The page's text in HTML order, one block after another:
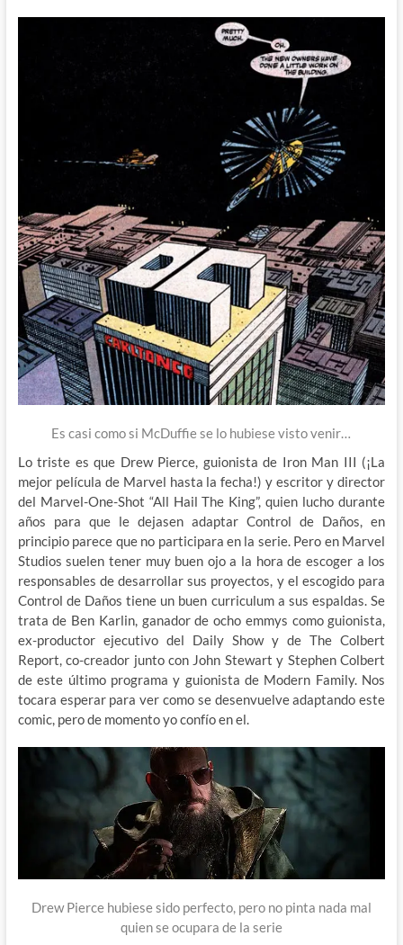
Es casi como si McDuffie se lo hubiese visto venir…
Lo triste es que Drew Pierce, guionista de Iron Man III (¡La
mejor película de Marvel hasta la fecha!) y escritor y director
del Marvel-One-Shot “All Hail The King”, quien lucho durante
años para que le dejasen adaptar Control de Daños, en
principio parece que no participara en la serie. Pero en Marvel
Studios suelen tener muy buen ojo a la hora de escoger a los
responsables de desarrollar sus proyectos, y el escogido para
Control de Daños tiene un buen curriculum a sus espaldas. Se
trata de Ben Karlin, ganador de ocho emmys como guionista,
ex-productor ejecutivo del Daily Show y de The Colbert
Report, co-creador junto con John Stewart y Stephen Colbert
de este último programa y guionista de Modern Family. Nos
tocara esperar para ver como se desenvuelve adaptando este
comic, pero de momento yo confío en el.
Drew Pierce hubiese sido perfecto, pero no pinta nada mal
quien se ocupara de la serie